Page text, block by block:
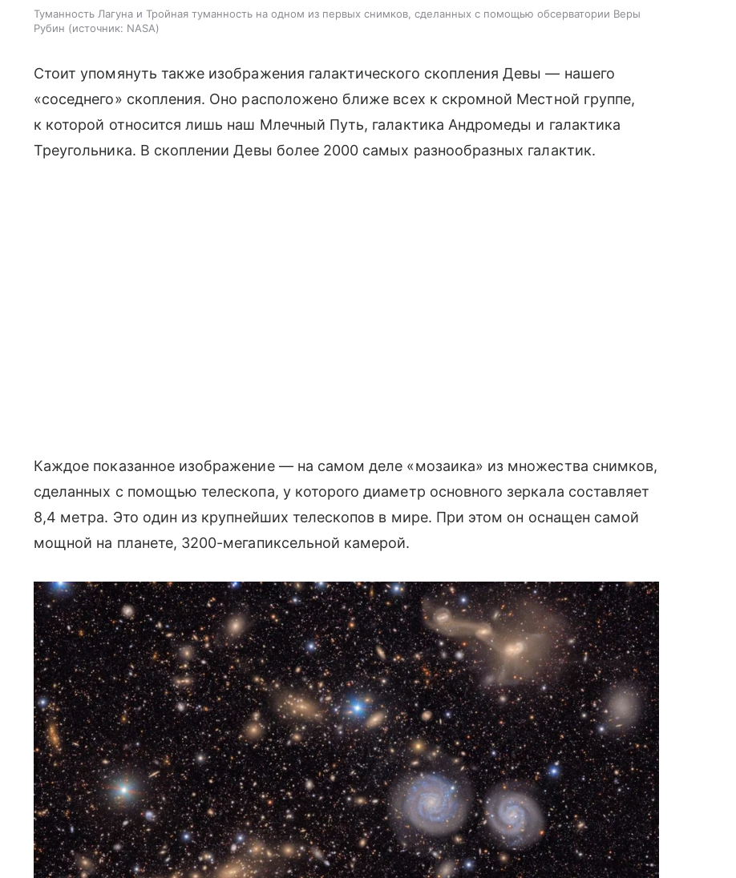
Туманность Лагуна и Тройная туманность на одном из первых снимков, сделанных с помощью обсерватории Веры
Рубин
источник: NASA
Стоит упомянуть также изображения галактического скопления Девы — нашего
«соседнего» скопления. Оно расположено ближе всех к скромной Местной группе,
к которой относится лишь наш Млечный Путь, галактика Андромеды и галактика
Треугольника. В скоплении Девы более 2000 самых разнообразных галактик.
Каждое показанное изображение — на самом деле «мозаика» из множества снимков,
сделанных с помощью телескопа, у которого диаметр основного зеркала составляет
8,4 метра. Это один из крупнейших телескопов в мире. При этом он оснащен самой
мощной на планете, 3200-мегапиксельной камерой.